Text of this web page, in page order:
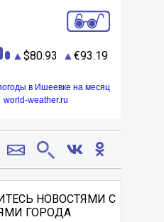
80.93 93.19
в Ишеевке на месяц
world-weather.ru
НОВОСТЯМИ С
ГОРОДА